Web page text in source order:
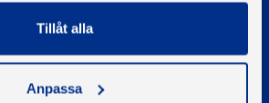
Tillåt alla
Anpassa